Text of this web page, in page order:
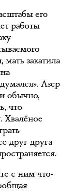
его
работы
мать закатила
Азер
обычно,
что
Хвалёное
друг друга
с ним что-